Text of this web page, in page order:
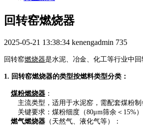
回转窑燃烧器
2025-05-21 13:38:34 kenengadmin 735
回转窑燃烧器是水泥、冶金、化工等行业中
1. 回转窑燃烧器的类型按燃料类型分类：
煤粉燃烧器 ：
主流类型，适用于水泥窑，需配套煤粉制
关键要求：煤粉细度（80μm筛余＜15%）
燃气燃烧器 （天然气、液化气等）：